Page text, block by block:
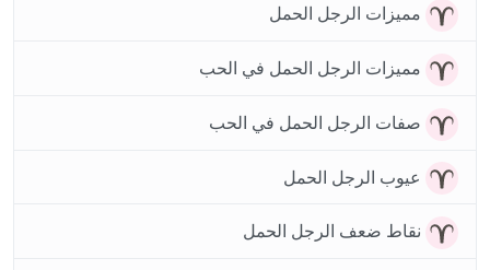
مميزات الرجل الحمل
مميزات الرجل الحمل في الحب
صفات الرجل الحمل في الحب
عيوب الرجل الحمل
نقاط ضعف الرجل الحمل